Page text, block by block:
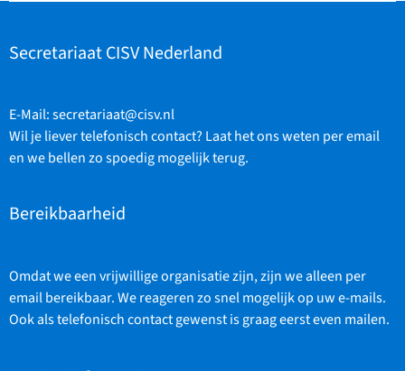
Secretariaat CISV Nederland
E-Mail:secretariaat@cisv.nl
Wil je liever telefonisch contact? Laat het ons weten per email
en we bellen zo spoedig mogelijk terug.
Bereikbaarheid
Omdat we een vrijwillige organisatie zijn, zijn we alleen per
email bereikbaar. We reageren zo snel mogelijk op uw e-mails.
Ook als telefonisch contact gewenst is graag eerst even mailen.